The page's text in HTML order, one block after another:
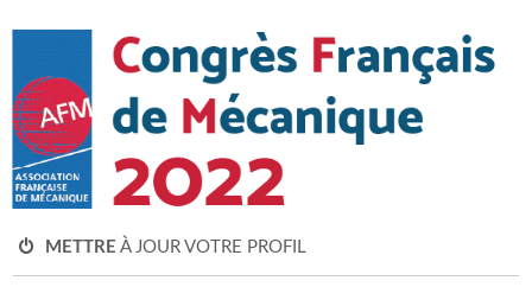
METTRE À JOUR VOTRE PROFIL